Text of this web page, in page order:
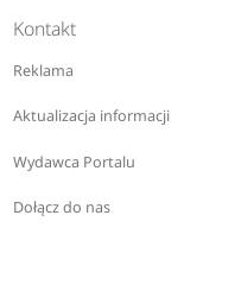
Kontakt
Reklama
Aktualizacja informacji
Wydawca Portalu
Dołącz do nas